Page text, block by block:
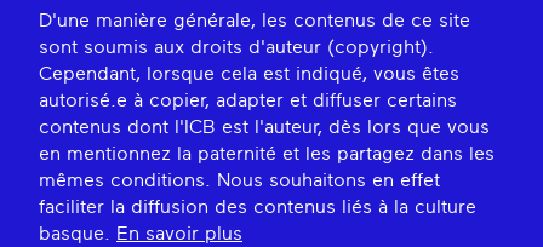
D'une manière générale, les contenus de ce site
sont soumis aux droits d'auteur (copyright).
Cependant, lorsque cela est indiqué, vous êtes
autorisé.e à copier, adapter et diffuser certains
contenus dont l'ICB est l'auteur, dès lors que vous
en mentionnez la paternité et les partagez dans les
mêmes conditions. Nous souhaitons en effet
faciliter la diffusion des contenus liés à la culture
basque.
En savoir plus